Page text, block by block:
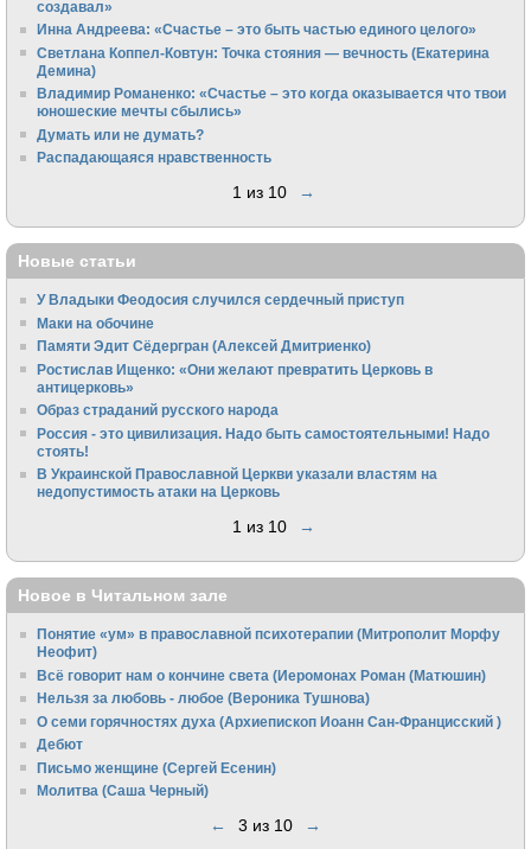
создавал»
Инна Андреева: «Счастье – это быть частью единого целого»
Светлана Коппел-Ковтун: Точка стояния — вечность (Екатерина
Демина)
Владимир Романенко: «Счастье – это когда оказывается что твои
юношеские мечты сбылись»
Думать или не думать?
Распадающаяся нравственность
1 из 10 →
Новые статьи
У Владыки Феодосия случился сердечный приступ
Маки на обочине
Памяти Эдит Сёдергран (Алексей Дмитриенко)
Ростислав Ищенко: «Они желают превратить Церковь в
антицерковь»
Образ страданий русского народа
Россия - это цивилизация. Надо быть самостоятельными! Надо
стоять!
В Украинской Православной Церкви указали властям на
недопустимость атаки на Церковь
1 из 10 →
Новое в Читальном зале
Понятие «ум» в православной психотерапии (Митрополит Морфу
Неофит)
Всё говорит нам о кончине света (Иеромонах Роман (Матюшин)
Нельзя за любовь - любое (Вероника Тушнова)
О семи горячностях духа (Архиепископ Иоанн Сан-Францисский )
Дебют
Письмо женщине (Сергей Есенин)
Молитва (Саша Черный)
← 3 из 10 →